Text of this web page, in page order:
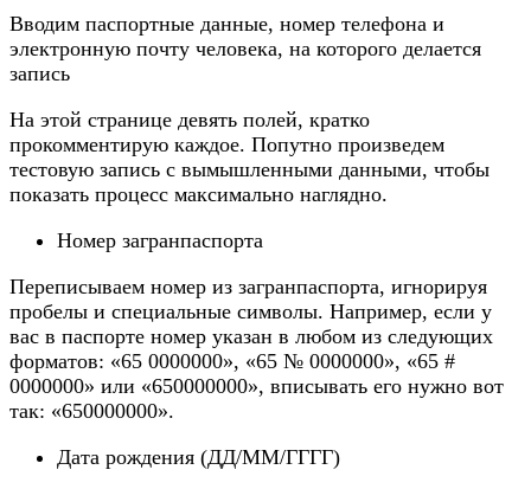
Вводим паспортные данные, номер телефона и
электронную почту человека, на которого делается
запись
На этой странице девять полей, кратко
прокомментирую каждое. Попутно произведем
тестовую запись с вымышленными данными, чтобы
показать процесс максимально наглядно.
Номер загранпаспорта
Переписываем номер из загранпаспорта, игнорируя
пробелы и специальные символы. Например, если у
вас в паспорте номер указан в любом из следующих
форматов: «65 0000000», «65 № 0000000», «65 #
0000000» или «650000000», вписывать его нужно вот
так: «650000000».
Дата рождения (ДД/ММ/ГГГГ)